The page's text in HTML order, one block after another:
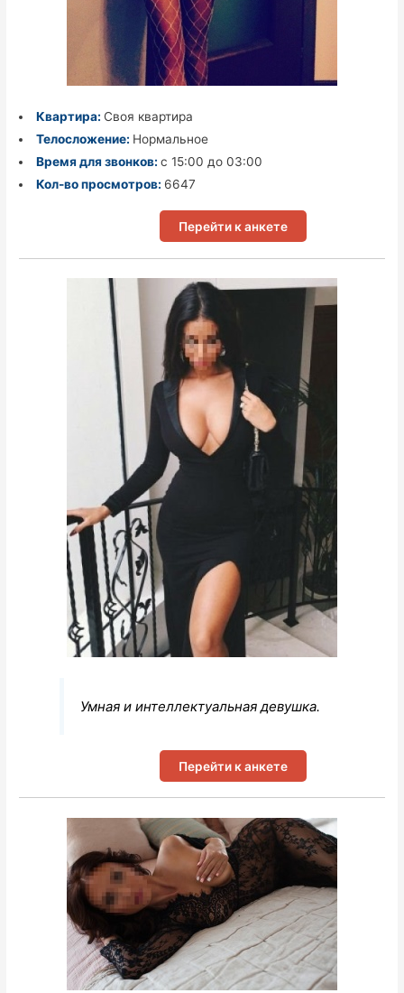
Квартира: Своя квартира
Телосложение: Нормальное
Время для звонков: с 15:00 до 03:00
Кол-во просмотров: 6647
Перейти к анкете
Умная и интеллектуальная девушка.
Перейти к анкете